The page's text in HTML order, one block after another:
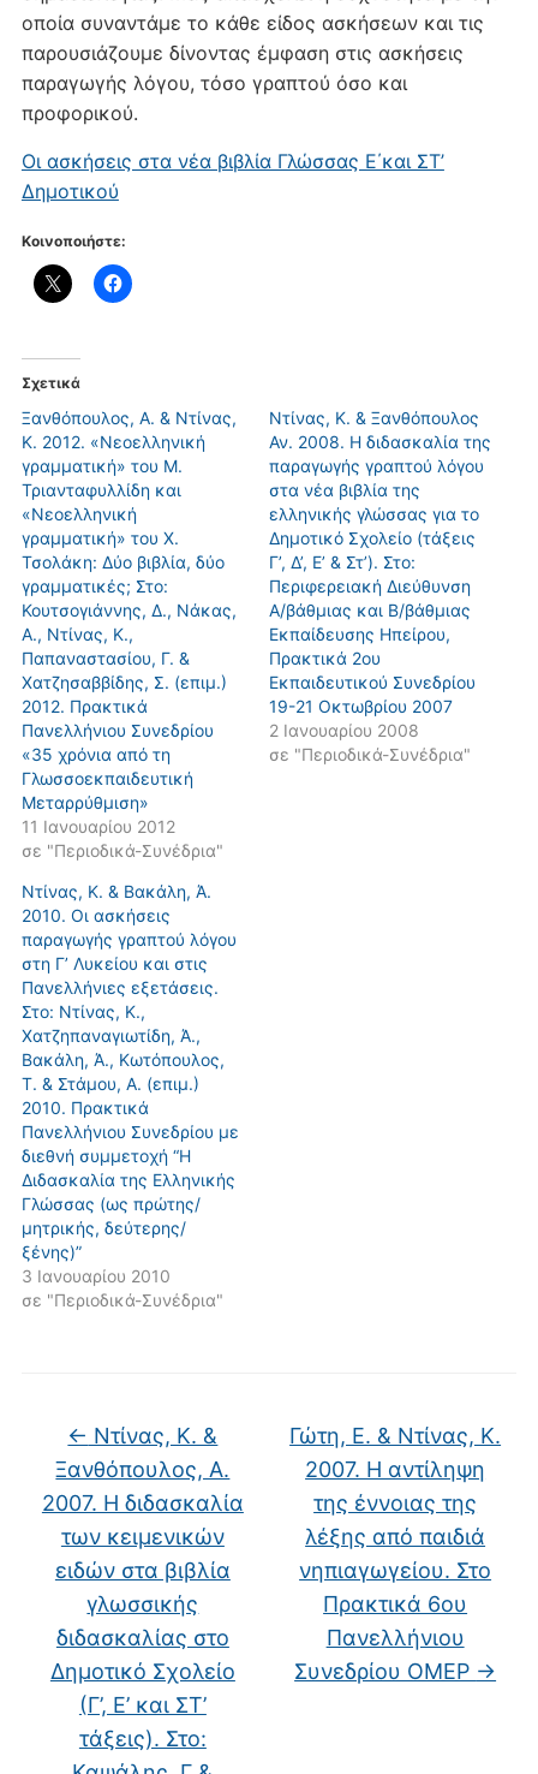
οποία συναντάμε το κάθε είδος ασκήσεων και τις
παρουσιάζουμε δίνοντας έμφαση στις ασκήσεις
παραγωγής λόγου, τόσο γραπτού όσο και
προφορικού.
Οι ασκήσεις στα νέα βιβλία Γλώσσας Ε΄και ΣΤ’
Δημοτικού
Κοινοποιήστε:
Σχετικά
Ξανθόπουλος, Α. & Ντίνας,
Κ. 2012. «Νεοελληνική
γραμματική» του Μ.
Τριανταφυλλίδη και
«Νεοελληνική
γραμματική» του Χ.
Τσολάκη: Δύο βιβλία, δύο
γραμματικές; Στο:
Κουτσογιάννης, Δ., Νάκας,
Α., Ντίνας, Κ.,
Παπαναστασίου, Γ. &
Χατζησαββίδης, Σ. (επιμ.)
2012. Πρακτικά
Πανελλήνιου Συνεδρίου
«35 χρόνια από τη
Γλωσσοεκπαιδευτική
Μεταρρύθμιση»
11 Ιανουαρίου 2012
σε "Περιοδικά-Συνέδρια"
Ντίνας, Κ. & Ξανθόπουλος
Αν. 2008. Η διδασκαλία της
παραγωγής γραπτού λόγου
στα νέα βιβλία της
ελληνικής γλώσσας για το
Δημοτικό Σχολείο (τάξεις
Γ’, Δ’, Ε’ & Στ’). Στο:
Περιφερειακή Διεύθυνση
Α/βάθμιας και Β/βάθμιας
Εκπαίδευσης Ηπείρου,
Πρακτικά 2ου
Εκπαιδευτικού Συνεδρίου
19-21 Οκτωβρίου 2007
2 Ιανουαρίου 2008
σε "Περιοδικά-Συνέδρια"
Ντίνας, Κ. & Βακάλη, Ά.
2010. Οι ασκήσεις
παραγωγής γραπτού λόγου
στη Γ’ Λυκείου και στις
Πανελλήνιες εξετάσεις.
Στο: Ντίνας, Κ.,
Χατζηπαναγιωτίδη, Ά.,
Βακάλη, Ά., Κωτόπουλος,
Τ. & Στάμου, Α. (επιμ.)
2010. Πρακτικά
Πανελλήνιου Συνεδρίου με
διεθνή συμμετοχή “Η
Διδασκαλία της Ελληνικής
Γλώσσας (ως πρώτης/
μητρικής, δεύτερης/
ξένης)”
3 Ιανουαρίου 2010
σε "Περιοδικά-Συνέδρια"
← Ντίνας, Κ. &
Ξανθόπουλος, Α.
2007. Η διδασκαλία
των κειμενικών
ειδών στα βιβλία
γλωσσικής
διδασκαλίας στο
Δημοτικό Σχολείο
(Γ’, Ε’ και ΣΤ’
τάξεις). Στο:
Γώτη, Ε. & Ντίνας, Κ.
2007. Η αντίληψη
της έννοιας της
λέξης από παιδιά
νηπιαγωγείου. Στο
Πρακτικά 6ου
Πανελλήνιου
Συνεδρίου ΟΜΕΡ →